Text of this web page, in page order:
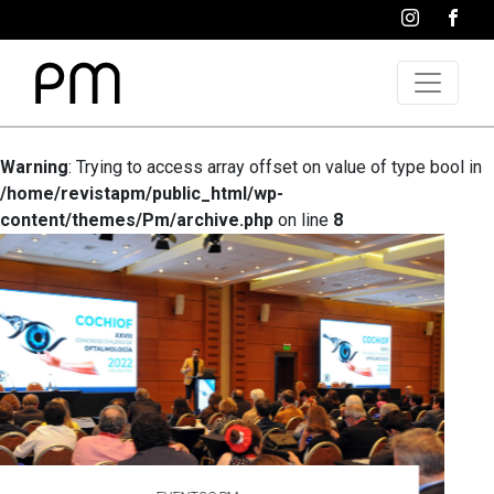
Warning: Trying to access array offset on value of type bool in
/home/revistapm/public_html/wp-
content/themes/Pm/archive.php on line 8